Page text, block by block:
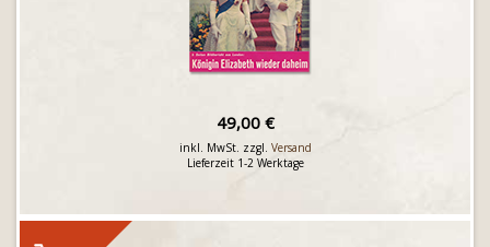
49,00 €
inkl. MwSt. zzgl. Versand
Lieferzeit 1-2 Werktage